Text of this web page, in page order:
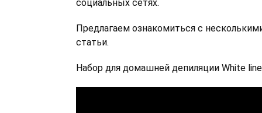
социальных сетях.
Предлагаем ознакомиться с
статьи.
Набор для домашней депиляции White